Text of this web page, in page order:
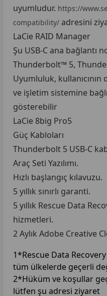
uyumludur. https://
compatibility/ adresini
LaCie RAID Manager
Şu USB-C ana bağlantı
Thunderbolt™ 5,
Uyumluluk, kullanıcının
ve işletim sistemine
gösterebilir
LaCie 8big Pro5
Güç Kabloları
Thunderbolt 5 USB-C
Araç Seti Yazılımı.
Hızlı başlangıç kılavuzu.
5 yıllık sınırlı garanti.
5 yıllık Rescue Data
hizmetleri.
2 Aylık Adobe Creative
1*Rescue Data
tüm ülkelerde geçerli
2*Hüküm ve koşullar
lütfen şu adresi ziyaret